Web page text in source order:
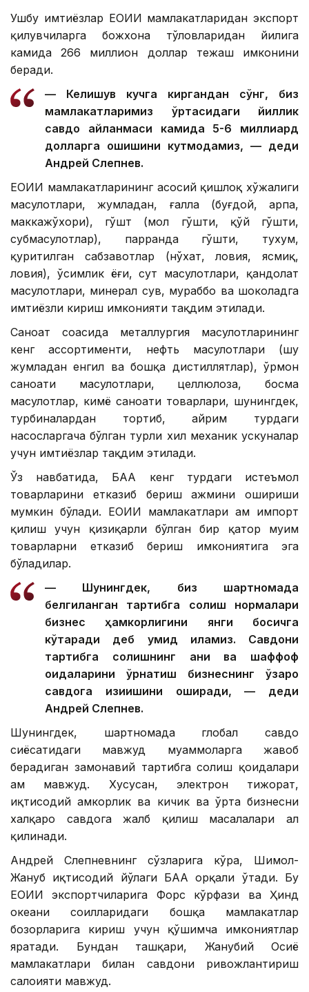
Ушбу имтиёзлар ЕОИИ мамлакатларидан экспорт
қилувчиларга божхона тўловларидан йилига
камида 266 миллион доллар тежаш имконини
беради.
— Келишув кучга киргандан сўнг, биз
мамлакатларимиз ўртасидаги йиллик
савдо айланмаси камида 5-6 миллиард
долларга ошишини кутмоқдамиз, — деди
Андрей Слепнев.
ЕОИИ мамлакатларининг асосий қишлоқ хўжалиги
маҳсулотлари, жумладан, ғалла (буғдой, арпа,
маккажўхори), гўшт (мол гўшти, қўй гўшти,
субмаҳсулотлар), парранда гўшти, тухум,
қуритилган сабзавотлар (нўхат, ловия, ясмиқ,
ловия), ўсимлик ёғи, сут маҳсулотлари, қандолат
маҳсулотлари, минерал сув, мураббо ва шоколадга
имтиёзли кириш имконияти тақдим этилади.
Саноат соҳасида металлургия маҳсулотларининг
кенг ассортименти, нефть маҳсулотлари (шу
жумладан енгил ва бошқа дистиллятлар), ўрмон
саноати маҳсулотлари, целлюлоза, босма
маҳсулотлар, кимё саноати товарлари, шунингдек,
турбиналардан тортиб, айрим турдаги
насосларгача бўлган турли хил механик ускуналар
учун имтиёзлар тақдим этилади.
Ўз навбатида, БАА кенг турдаги истеъмол
товарларини етказиб бериш ҳажмини ошириши
мумкин бўлади. ЕОИИ мамлакатлари ҳам импорт
қилиш учун қизиқарли бўлган бир қатор муҳим
товарларни етказиб бериш имкониятига эга
бўладилар.
— Шунингдек, биз шартномада
белгиланган тартибга солиш нормалари
бизнес ҳамкорлигини янги босқичга
кўтаради деб умид қиламиз. Савдони
тартибга солишнинг аниқ ва шаффоф
қоидаларини ўрнатиш бизнеснинг ўзаро
савдога қизиқишини оширади, — деди
Андрей Слепнев.
Шунингдек, шартномада глобал савдо
сиёсатидаги мавжуд муаммоларга жавоб
берадиган замонавий тартибга солиш қоидалари
ҳам мавжуд. Хусусан, электрон тижорат,
иқтисодий ҳамкорлик ва кичик ва ўрта бизнесни
халқаро савдога жалб қилиш масалалари ҳал
қилинади.
Андрей Слепневнинг сўзларига кўра, Шимол-
Жануб иқтисодий йўлаги БАА орқали ўтади. Бу
ЕОИИ экспортчиларига Форс кўрфази ва Ҳинд
океани соҳилларидаги бошқа мамлакатлар
бозорларига кириш учун қўшимча имкониятлар
яратади. Бундан ташқари, Жанубий Осиё
мамлакатлари билан савдони ривожлантириш
салоҳияти мавжуд.